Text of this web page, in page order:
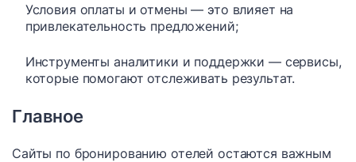
Условия оплаты и отмены — это влияет на
привлекательность предложений;
Инструменты аналитики и поддержки — сервисы,
которые помогают отслеживать результат.
Главное
Сайты по бронированию отелей остаются важным